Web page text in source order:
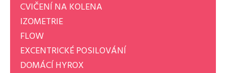
CVIČENÍ NA KOLENA
IZOMETRIE
FLOW
EXCENTRICKÉ POSILOVÁNÍ
DOMÁCÍ HYROX